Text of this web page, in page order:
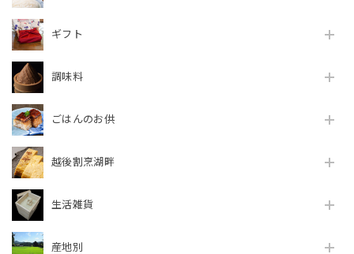
ギフト
調味料
ごはんのお供
越後割烹湖畔
生活雑貨
産地別